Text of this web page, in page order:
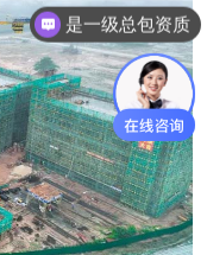
是一级总包资质